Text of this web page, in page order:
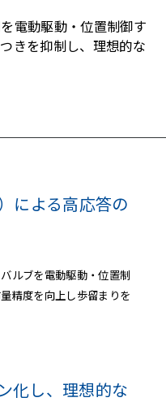
電動駆動・位置制御す
きを抑制し、理想的な
による高応答の
ルブを電動駆動・位置制
精度を向上し歩留まりを
化し、理想的な